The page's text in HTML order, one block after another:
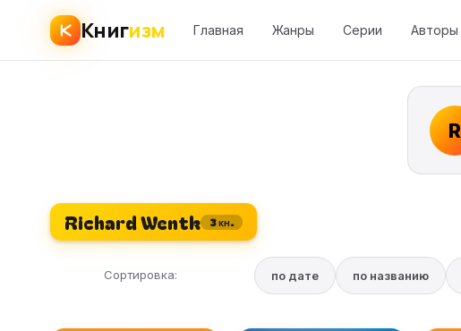
Книгизм Главная Жанры Серии Авторы
R
Richard Wentk 3 кн.
Сортировка: по дате по названию